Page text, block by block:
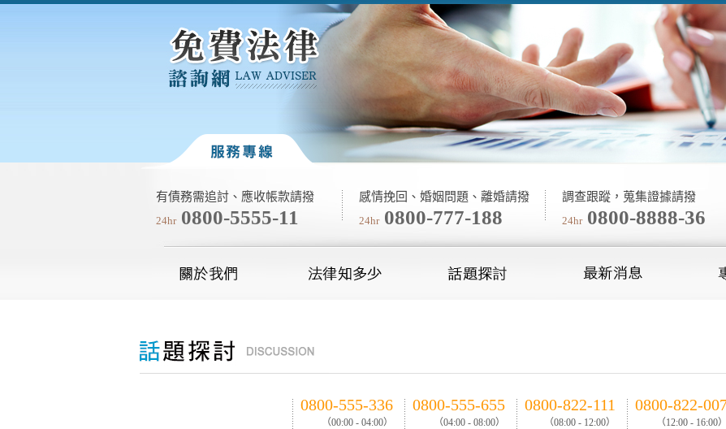
有債務需追討、應收帳款請撥
24hr 0800-5555-11
感情挽回、婚姻問題、離婚請撥
24hr 0800-777-188
調查跟蹤，蒐集證據請撥
24hr 0800-8888-36
0800-555-336
（00:00 - 04:00）
0800-555-655
（04:00 - 08:00）
0800-822-111
（08:00 - 12:00）
0800-822-
（12:00 - 16:00）